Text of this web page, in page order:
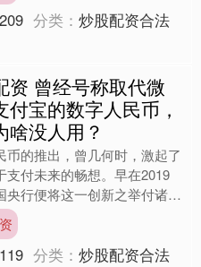
209 分类：炒股配资合法
资 曾经号称取代微
付宝的数字人民币，
啥没人用？
币的推出，曾几何时，激起了
支付未来的畅想。早在2019
央行便将这一创新之举付诸实
，专家们纷纷预测，数字人民
冉冉升起的新....
119 分类：炒股配资合法